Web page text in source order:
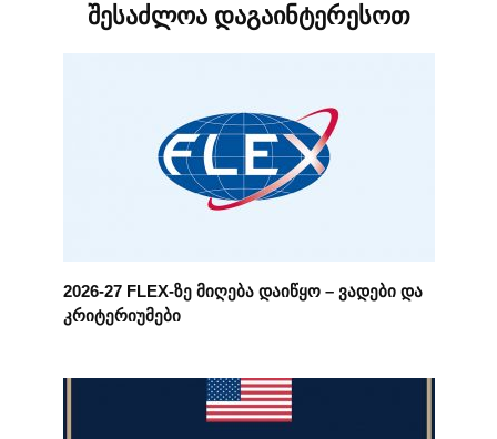
შესაძლოა დაგაინტერესოთ
2026-27 FLEX-ზე მიღება დაიწყო – ვადები და
კრიტერიუმები